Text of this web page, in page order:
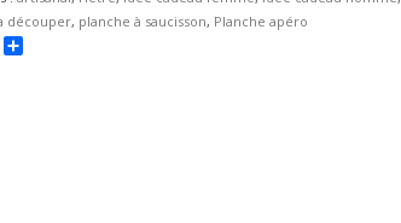
découper, planche à saucisson, Planche apéro
Partager